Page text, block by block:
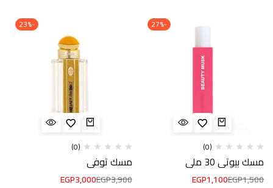
-27%
(0)
مسك بيوتي 30 ملي
EGP1,500
EGP1,100
-23%
(0)
مسك توفي
EGP3,900
EGP3,000